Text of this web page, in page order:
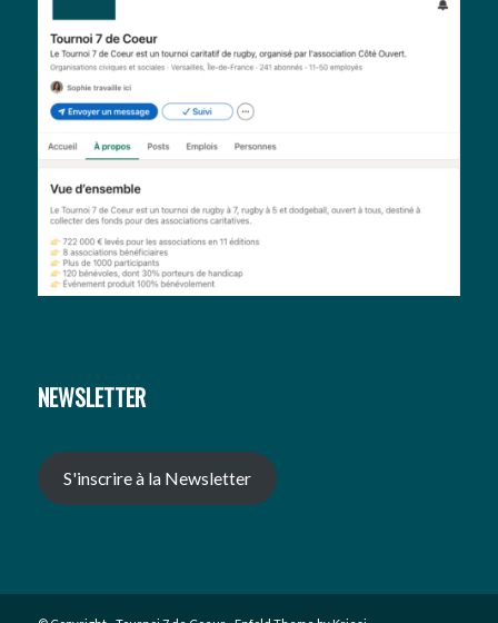
NEWSLETTER
S'inscrire à la Newsletter